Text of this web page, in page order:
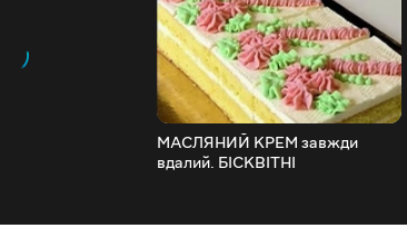
МАСЛЯНИЙ КРЕМ завжди
вдалий. БІСКВІТНІ